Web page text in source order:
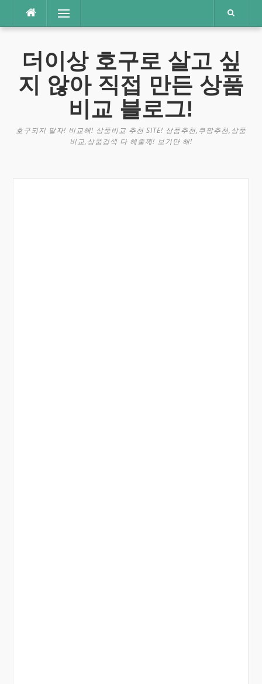
츠
메뉴
더이상 호구로 살고 싶
지 않아 직접 만든 상품
비교 블로그!
호구되지 말자! 비교해! 상품비교 추천 SITE! 상품추천,쿠팡추천,상품
비교,상품검색 다 해줄께! 보기만 해!